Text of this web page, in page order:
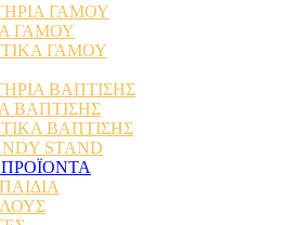
ΓΑΜΟΥ
ΓΑΜΟΥ
ΓΑΜΟΥ
ΒΑΠΤΙΣΗΣ
ΒΑΠΤΙΣΗΣ
ΒΑΠΤΙΣΗΣ
STAND